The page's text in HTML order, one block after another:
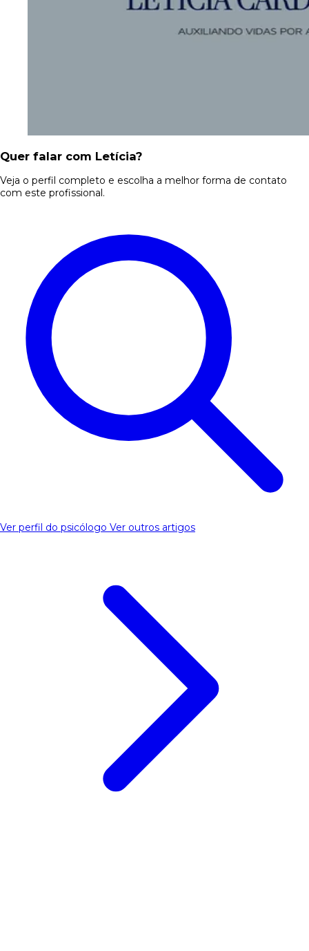
Quer falar com Letícia?
Veja o perfil completo e escolha a melhor forma de contato
com este profissional.
Ver perfil do psicólogo Ver outros artigos